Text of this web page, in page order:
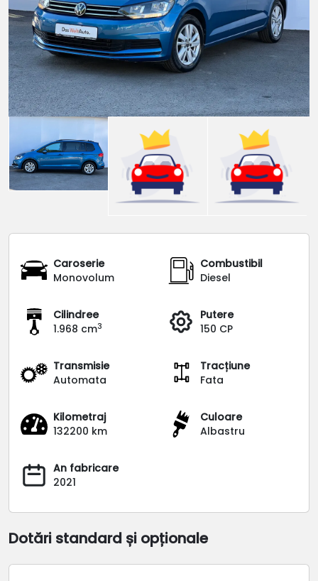
Caroserie
Monovolum
Combustibil
Diesel
Cilindree
1.968 cm3
Putere
150 CP
Transmisie
Automata
Tracțiune
Fata
Kilometraj
132200 km
Culoare
Albastru
An fabricare
2021
Dotări standard și opționale